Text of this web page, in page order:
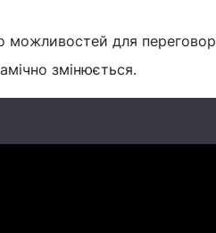
для
змінюється.